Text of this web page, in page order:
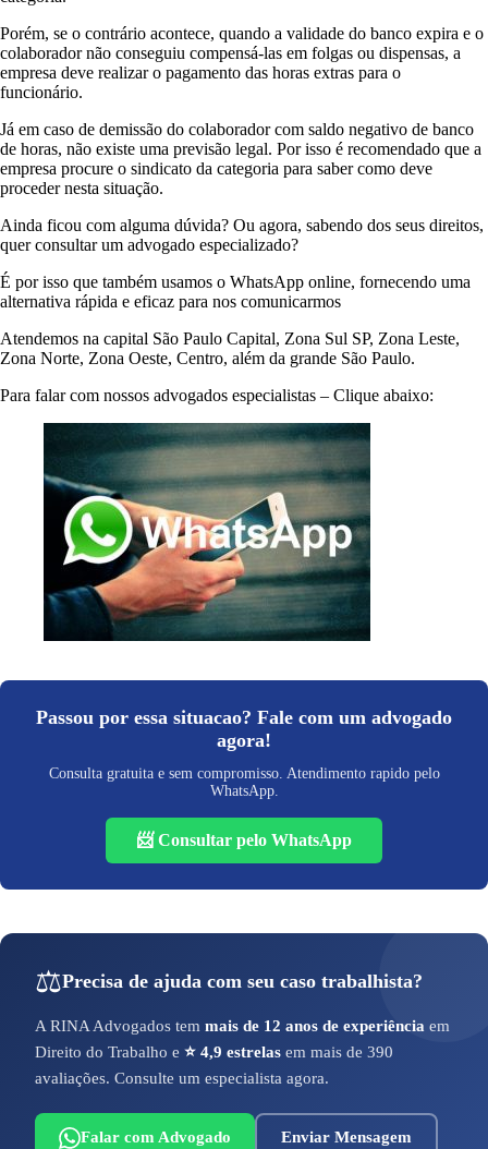
Porém, se o contrário acontece, quando a validade do banco expira e o
colaborador não conseguiu compensá-las em folgas ou dispensas, a
empresa deve realizar o pagamento das horas extras para o
funcionário.
Já em caso de demissão do colaborador com saldo negativo de banco
de horas, não existe uma previsão legal. Por isso é recomendado que a
empresa procure o sindicato da categoria para saber como deve
proceder nesta situação.
Ainda ficou com alguma dúvida? Ou agora, sabendo dos seus direitos,
quer consultar um advogado especializado?
É por isso que também usamos o WhatsApp online, fornecendo uma
alternativa rápida e eficaz para nos comunicarmos
Atendemos na capital São Paulo Capital, Zona Sul SP, Zona Leste,
Zona Norte, Zona Oeste, Centro, além da grande São Paulo.
Para falar com nossos advogados especialistas – Clique abaixo:
Passou por essa situacao? Fale com um advogado
agora!
Consulta gratuita e sem compromisso. Atendimento rapido pelo
WhatsApp.
📨 Consultar pelo WhatsApp
⚖️Precisa de ajuda com seu caso trabalhista?
A RINA Advogados tem mais de 12 anos de experiência em
Direito do Trabalho e ⭐ 4,9 estrelas em mais de 390
avaliações. Consulte um especialista agora.
Falar com Advogado Enviar Mensagem